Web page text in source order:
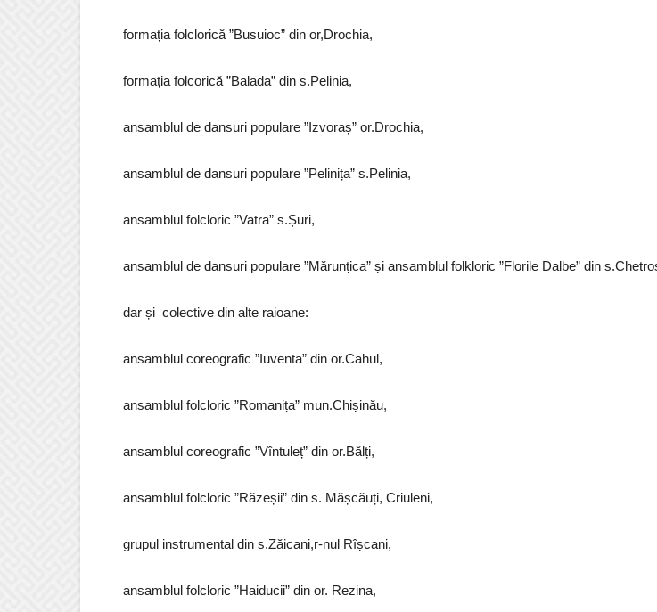
formația folclorică ”Busuioc” din or,Drochia,
formația folcorică ”Balada” din s.Pelinia,
ansamblul de dansuri populare ”Izvoraș” or.Drochia,
ansamblul de dansuri populare ”Pelinița” s.Pelinia,
ansamblul folcloric ”Vatra” s.Șuri,
ansamblul de dansuri populare ”Mărunțica” și ansamblul folkloric ”Florile Dalbe” din
dar și colective din alte raioane:
ansamblul coreografic ”Iuventa” din or.Cahul,
ansamblul folcloric ”Romanița” mun.Chișinău,
ansamblul coreografic ”Vîntuleț” din or.Bălți,
ansamblul folcloric ”Răzeșii” din s. Mășcăuți, Criuleni,
grupul instrumental din s.Zăicani,r-nul Rîșcani,
ansamblul folcloric ”Haiducii” din or. Rezina,